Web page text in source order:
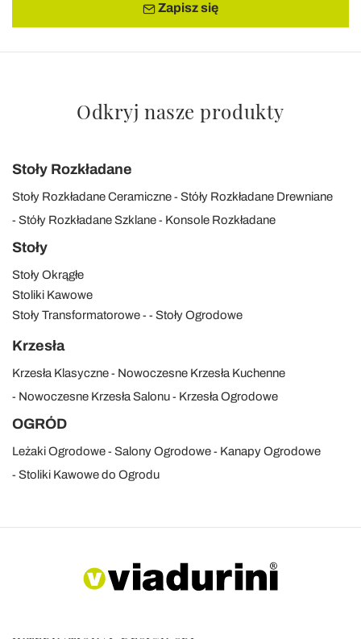
Zapisz się
Odkryj nasze produkty
Stoły Rozkładane
Stoły Rozkładane Ceramiczne
Stóły Rozkładane Drewniane
Stóły Rozkładane Szklane
Konsole Rozkładane
Stoły
Stoły Okrągłe
Stoliki Kawowe
Stoły Transformatorowe
Stoły Ogrodowe
Krzesła
Krzesła Klasyczne
Nowoczesne Krzesła Kuchenne
Nowoczesne Krzesła Salonu
Krzesła Ogrodowe
OGRÓD
Leżaki Ogrodowe Salony Ogrodowe
Kanapy Ogrodowe
Stoliki Kawowe do Ogrodu